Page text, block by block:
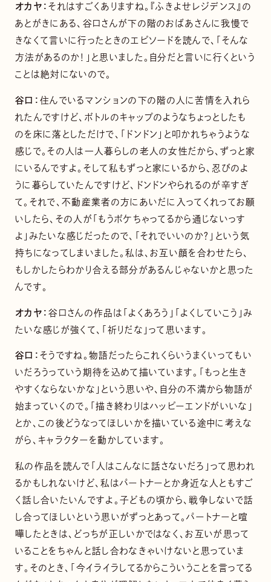
オカヤ：それはすごくありますね。『ふきよせレジデンス』の
あとがきにある、谷口さんが下の階のおばあさんに我慢で
きなくて言いに行ったときのエピソードを読んで、「そんな
方法があるのか！」と思いました。自分だと言いに行くという
ことは絶対にないので。
谷口：住んでいるマンションの下の階の人に苦情を入れら
れたんですけど、ボトルのキャップのようなちょっとしたも
のを床に落としただけで、「ドンドン」と叩かれちゃうような
感じで。その人は一人暮らしの老人の女性だから、ずっと家
にいるんですよ。そして私もずっと家にいるから、忍びのよ
うに暮らしていたんですけど、ドンドンやられるのが辛すぎ
て。それで、不動産業者の方にあいだに入ってくれってお願
いしたら、その人が「もうボケちゃってるから通じないっす
よ」みたいな感じだったので、「それでいいのか？」という気
持ちになってしまいました。私は、お互い顔を合わせたら、
もしかしたらわかり合える部分があるんじゃないかと思った
んです。
オカヤ：谷口さんの作品は「よくあろう」「よくしていこう」み
たいな感じが強くて、「祈りだな」って思います。
谷口：そうですね。物語だったらこれくらいうまくいってもい
いだろうっていう期待を込めて描いています。「もっと生き
やすくならないかな」という思いや、自分の不満から物語が
始まっていくので。「描き終わりはハッピーエンドがいいな」
とか、この後どうなってほしいかを描いている途中に考えな
がら、キャラクターを動かしています。
私の作品を読んで「人はこんなに話さないだろ」って思われ
るかもしれないけど、私はパートナーとか身近な人ともすご
く話し合いたいんですよ。子どもの頃から、戦争しないで話
し合ってほしいという思いがずっとあって。パートナーと喧
嘩したときは、どっちが正しいかではなく、お互いが思って
いることをちゃんと話し合わなきゃいけないと思っていま
す。そのとき、「今イライラしてるからこういうことを言ってる